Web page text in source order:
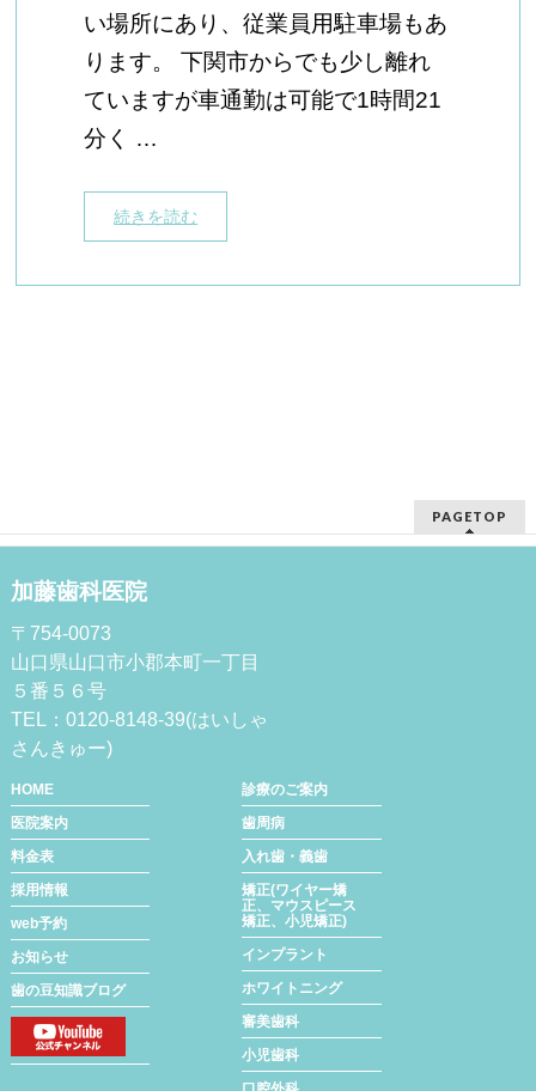
い場所にあり、従業員用駐車場もあ
ります。 下関市からでも少し離れ
ていますが車通勤は可能で1時間21
分く …
続きを読む
PAGETOP
加藤歯科医院
〒754-0073
山口県山口市小郡本町一丁目
５番５６号
TEL：0120-8148-39(はいしゃ
さんきゅー)
HOME
医院案内
料金表
採用情報
web予約
お知らせ
歯の豆知識ブログ
診療のご案内
歯周病
入れ歯・義歯
矯正(ワイヤー矯
正、マウスピース
矯正、小児矯正)
インプラント
ホワイトニング
審美歯科
小児歯科